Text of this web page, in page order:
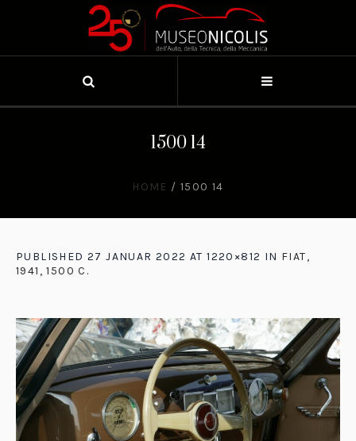
1500 14
HOME / 1500 14
PUBLISHED 27 JANUAR 2022 AT 1220×812 IN FIAT,
1941, 1500 C .